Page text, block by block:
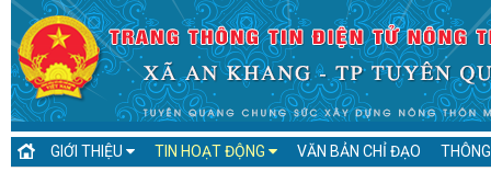
GIỚI THIỆU TIN HOẠT ĐỘNG VĂN BẢN CHỈ ĐẠO